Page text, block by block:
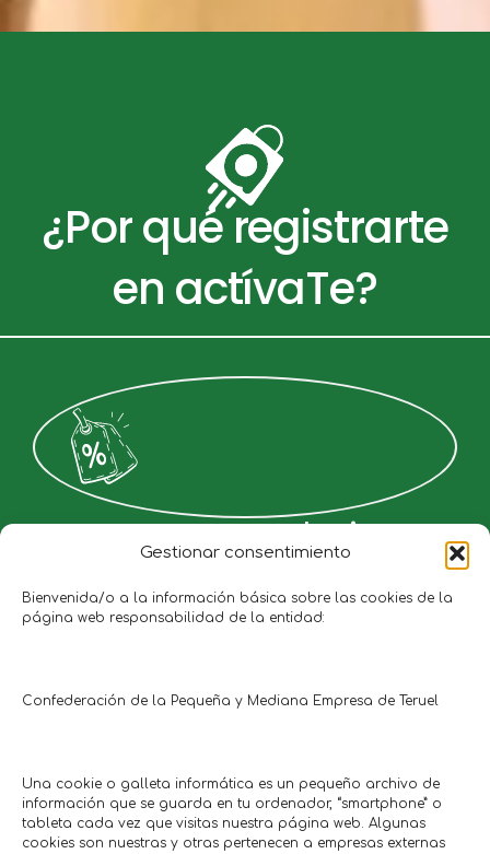
Gestionar consentimiento
Bienvenida/o a la información básica sobre las cookies de la
página web responsabilidad de la entidad:
Confederación de la Pequeña y Mediana Empresa de Teruel
Una cookie o galleta informática es un pequeño archivo de
información que se guarda en tu ordenador, “smartphone” o
tableta cada vez que visitas nuestra página web. Algunas
cookies son nuestras y otras pertenecen a empresas externas
¿Por qué registrarte
en actívaTe?
Descuentos exclusivos y
directos
Accede a promociones que no encontrarás en ningún
de nuestra comunidad. ¡El ahorro está a la vuelta de la